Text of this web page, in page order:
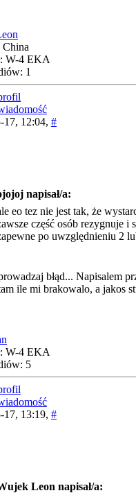
W-4 EKA
1
17, 12:04, #
napisał/a:
eo tez nie jest tak, że
część osób rezygnuje i
po uwzględnieniu 2
błąd... Napisalem
ile mi brakowalo, a jakos
W-4 EKA
5
17, 13:19, #
Leon napisał/a: